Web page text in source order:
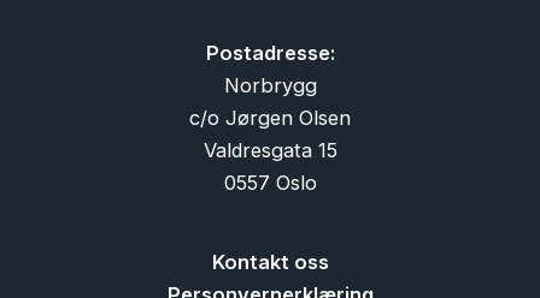
Postadresse:
Norbrygg
c/o Jørgen Olsen
Valdresgata 15
0557 Oslo
Kontakt oss